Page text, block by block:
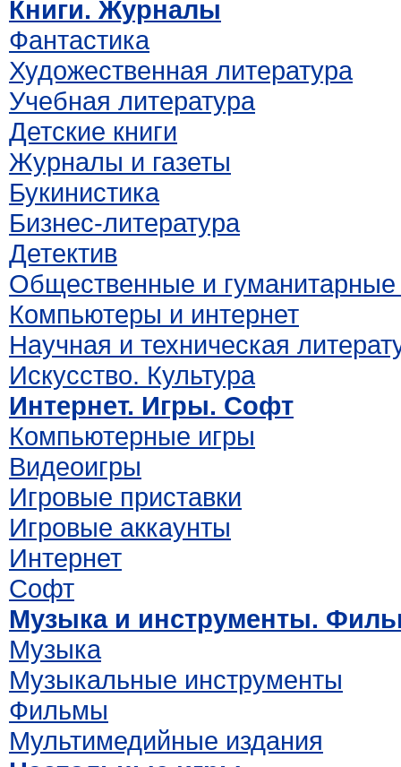
Книги. Журналы
Фантастика
Художественная литература
Учебная литература
Детские книги
Журналы и газеты
Букинистика
Бизнес-литература
Детектив
Общественные и гуманитарные
Компьютеры и интернет
Научная и техническая
Искусство. Культура
Интернет. Игры. Софт
Компьютерные игры
Видеоигры
Игровые приставки
Игровые аккаунты
Интернет
Софт
Музыка и инструменты.
Музыка
Музыкальные инструменты
Фильмы
Мультимедийные издания